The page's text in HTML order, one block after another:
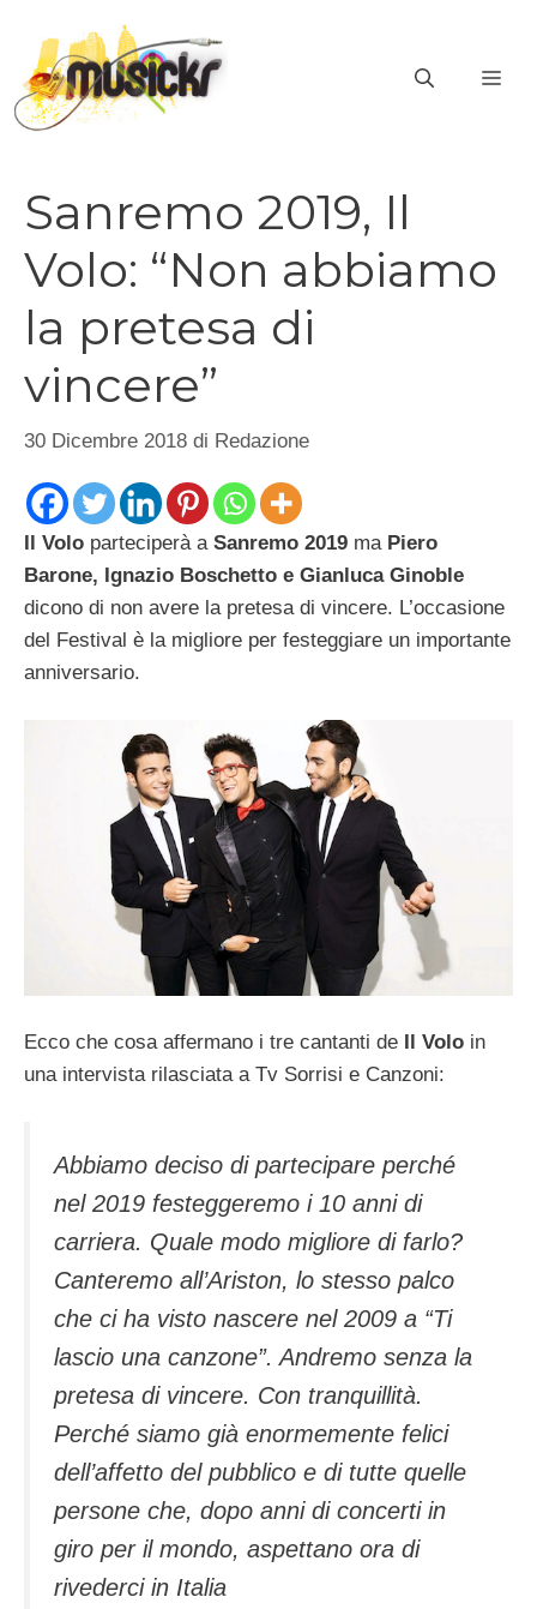
contenuto
Sanremo 2019, Il
Volo: “Non abbiamo
la pretesa di
vincere”
30 Dicembre 2018 di Redazione
Il Volo parteciperà a Sanremo 2019 maPiero
Barone, Ignazio Boschetto e Gianluca Ginoble
dicono di non avere la pretesa di vincere. L’occasione
del Festival è la migliore per festeggiare un importante
anniversario.
Ecco che cosa affermano i tre cantanti de Il Volo in
una intervista rilasciata a Tv Sorrisi e Canzoni:
Abbiamo deciso di partecipare perché
nel 2019 festeggeremo i 10 anni di
carriera. Quale modo migliore di farlo?
Canteremo all’Ariston, lo stesso palco
che ci ha visto nascere nel 2009 a “Ti
lascio una canzone”. Andremo senza la
pretesa di vincere. Con tranquillità.
Perché siamo già enormemente felici
dell’affetto del pubblico e di tutte quelle
persone che, dopo anni di concerti in
giro per il mondo, aspettano ora di
rivederci in Italia